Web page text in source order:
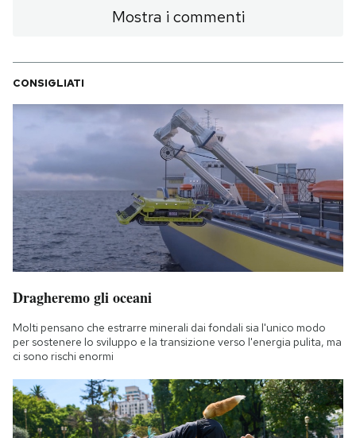
Mostra i commenti
CONSIGLIATI
Dragheremo gli oceani
Molti pensano che estrarre minerali dai fondali sia l'unico modo
per sostenere lo sviluppo e la transizione verso l'energia pulita, ma
ci sono rischi enormi